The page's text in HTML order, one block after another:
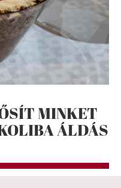
MINKET
ÁLDÁS